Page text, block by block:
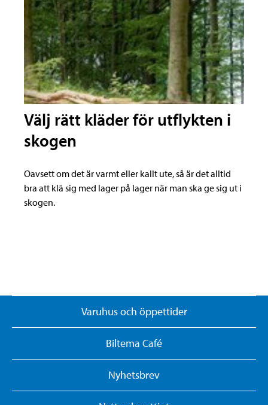
Välj rätt kläder för utflykten i
skogen
Oavsett om det är varmt eller kallt ute, så är det alltid
bra att klä sig med lager på lager när man ska ge sig ut i
skogen.
Varuhus och öppettider
Biltema Café
Nyhetsbrev